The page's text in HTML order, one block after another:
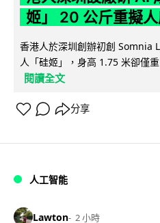
姬」 20 公斤重擬
香港人於深圳創辦初創 Somnia
人「硅姬」，身高 1.75 米卻僅
閱讀全文
分享
人工智能
Lawton 2 小時